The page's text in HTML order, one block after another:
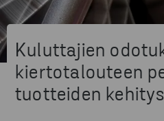
Kuluttajien
kiertotalouteen
tuotteiden